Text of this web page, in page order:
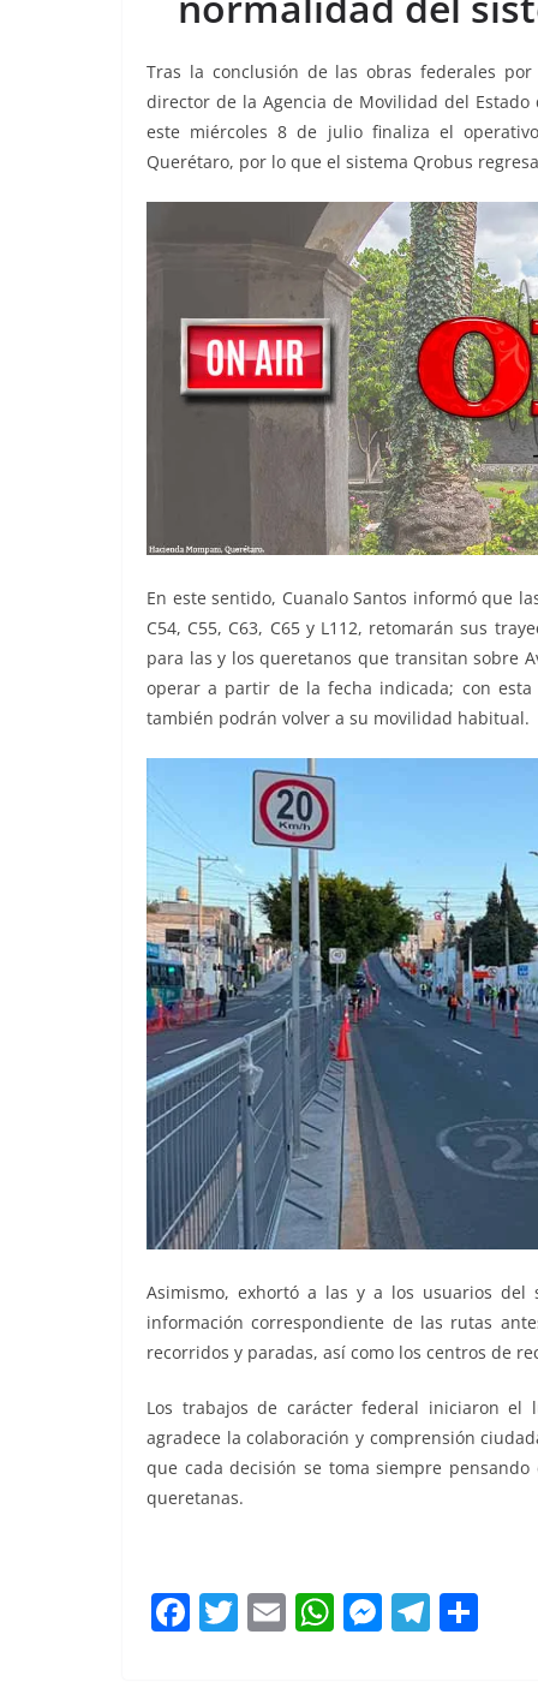
o
o
k
p
p
g
er
m tir
Tras la conclusión de las obras federales
director de la Agencia de Movilidad del Estado
este miércoles 8 de julio finaliza el
Querétaro, por lo que el sistema Qrobus
En este sentido, Cuanalo Santos informó que
C54, C55, C63, C65 y L112, retomarán sus
para las y los queretanos que transitan sobre
operar a partir de la fecha indicada; con
también podrán volver a su movilidad habitual.
Asimismo, exhortó a las y a los usuarios
información correspondiente de las rutas
recorridos y paradas, así como los centros de
Los trabajos de carácter federal iniciaron
agradece la colaboración y comprensión
que cada decisión se toma siempre
queretanas.
F T E W M T